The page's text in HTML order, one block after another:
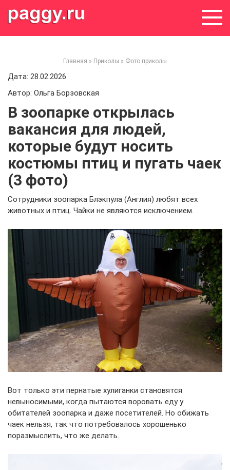
Главная » Приколы » Фото приколы
Дата: 28.02.2026
Автор: Ольга Борзовская
В зоопарке открылась
вакансия для людей,
которые будут носить
костюмы птиц и пугать чаек
(3 фото)
Сотрудники зоопарка Блэкпула (Англия) любят всех
животных и птиц. Чайки не являются исключением.
Вот только эти пернатые хулиганки становятся
невыносимыми, когда пытаются воровать еду у
обитателей зоопарка и даже посетителей. Но обижать
чаек нельзя, так что потребовалось хорошенько
поразмыслить, что же делать.